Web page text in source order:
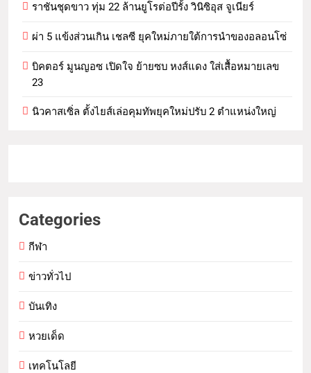
ราชันชุดขาว ทุ่ม 22 ล้านยูโรต่อปีรั้ง วินิซิอุส จูเนียร์
ผ่า 5 แข้งส่วนเกิน เชลซี ยุคใหม่ภายใต้การนำของอลอนโซ่
บิคตอร์ มูนญอซ เปิดใจ ย้ายซบ หงส์แดง ใส่เสื้อหมายเลข
23
นิวคาสเซิ่ล ตั้งไยส์เล่อคุมทัพยุคใหม่ปรับ 2 ตำแหน่งใหญ่
Categories
กีฬา
ข่าวทั่วไป
บันเทิง
หวยเด็ด
เทคโนโลยี